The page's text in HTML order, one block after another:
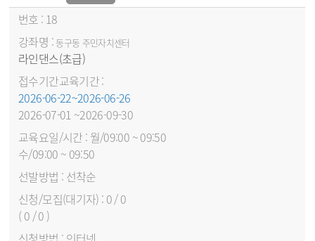
18
동구동 주민자치센터
라인댄스(초급)
2026-06-22~2026-06-26
2026-07-01 ~2026-09-30
월/09:00 ~ 09:50
수/09:00 ~ 09:50
선착순
0 / 0
( 0 / 0 )